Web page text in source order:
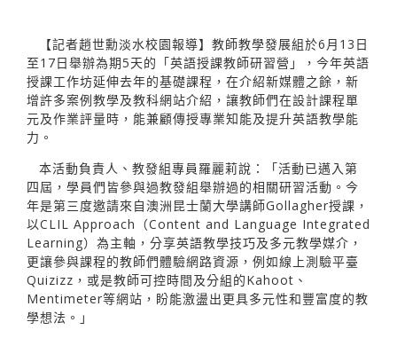
【記者趙世勳淡水校園報導】教師教學發展組於6月13日
至17日舉辦為期5天的「英語授課教師研習營」，今年英語
授課工作坊延伸去年的基礎課程，在介紹新媒體之餘，新
增許多案例教學及教科網站介紹，讓教師們在設計課程單
元及作業評量時，能兼顧傳授專業知能及提升英語教學能
力。
本活動負責人、教發組專員羅麗莉說：「活動已邁入第
四屆，學員們皆參與過教發組舉辦過的相關研習活動。今
年是第三度邀請來自澳洲昆士蘭大學講師Gollagher授課，
以CLIL Approach（Content and Language Integrated
Learning）為主軸，分享英語教學技巧及多元教學媒介，
更讓參與課程的教師們體驗網路資源，例如線上測驗平臺
Quizizz，或是教師可控時間及分組的Kahoot、
Mentimeter等網站，盼能激盪出更具多元性和豐富度的教
學想法。」